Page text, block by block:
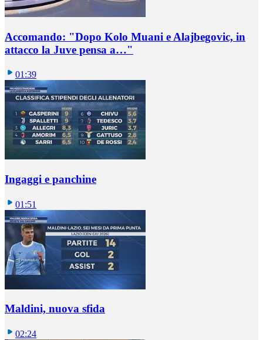
Accomando: "Dopo Kolo Muani e Alajbegovic, in
attacco la Juve pensa a…"
01:39
Ingaggi e panchine
01:51
Maldini, nuova sfida
02:24